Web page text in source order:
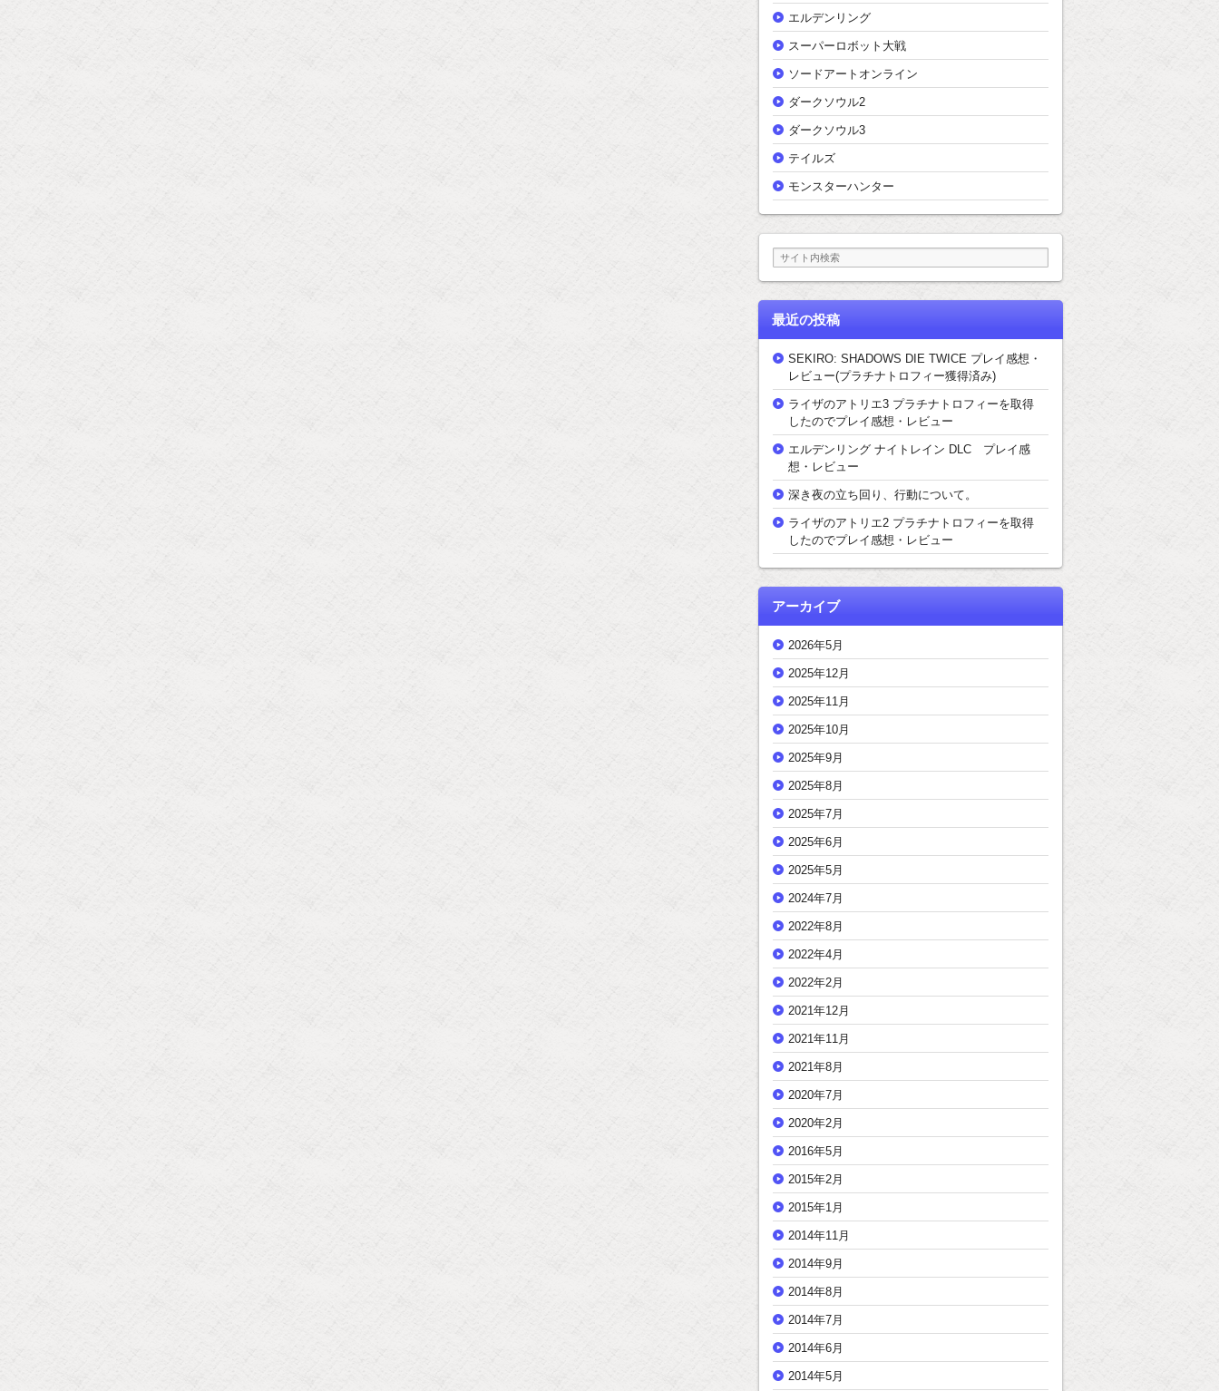
エルデンリング
スーパーロボット大戦
ソードアートオンライン
ダークソウル2
ダークソウル3
テイルズ
モンスターハンター
最近の投稿
SEKIRO: SHADOWS DIE TWICE プレイ感想・
レビュー(プラチナトロフィー獲得済み)
ライザのアトリエ3 プラチナトロフィーを取得
したのでプレイ感想・レビュー
エルデンリング ナイトレイン DLC プレイ感
想・レビュー
深き夜の立ち回り、行動について。
ライザのアトリエ2 プラチナトロフィーを取得
したのでプレイ感想・レビュー
アーカイブ
2026年5月
2025年12月
2025年11月
2025年10月
2025年9月
2025年8月
2025年7月
2025年6月
2025年5月
2024年7月
2022年8月
2022年4月
2022年2月
2021年12月
2021年11月
2021年8月
2020年7月
2020年2月
2016年5月
2015年2月
2015年1月
2014年11月
2014年9月
2014年8月
2014年7月
2014年6月
2014年5月